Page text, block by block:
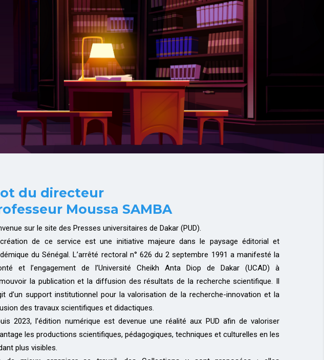
du directeur
Moussa SAMBA
sur le site des Presses universitaires de Dakar (PUD).
de ce service est une initiative majeure dans le paysage éditorial et
du Sénégal. L’arrêté rectoral n° 626 du 2 septembre 1991 a manifesté la
et l’engagement de l’Université Cheikh Anta Diop de Dakar (UCAD) à
la publication et la diffusion des résultats de la recherche scientifique. Il
d’un support institutionnel pour la valorisation de la recherche-innovation et la
des travaux scientifiques et didactiques.
2023, l’édition numérique est devenue une réalité aux PUD afin de valoriser
les productions scientifiques, pédagogiques, techniques et culturelles en les
plus visibles.